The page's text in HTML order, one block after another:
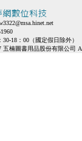
18：00（國定假日除外）
五楠圖書用品股份有限公司